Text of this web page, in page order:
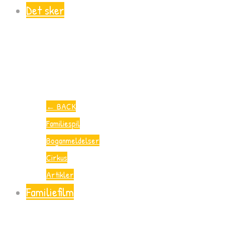
Det sker
← BACK
Familiespil
Boganmeldelser
Cirkus
Artikler
Familiefilm